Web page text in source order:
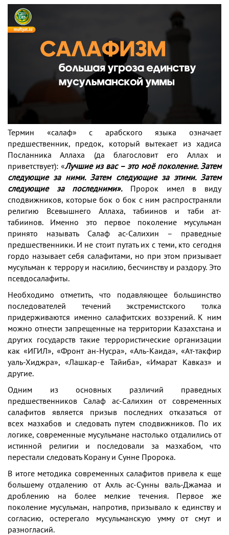
Термин «салаф» с арабского языка означает
предшественник, предок, который вытекает из хадиса
Посланника Аллаха (да благословит его Аллах и
приветствует): «Лучшие из вас – это моё поколение. Затем
следующие за ними. Затем следующие за этими. Затем
следующие за последними».Пророк имел в виду
сподвижников, которые бок о бок с ним распространяли
религию Всевышнего Аллаха, табиинов и таби ат-
табиинов. Именно это первое поколение мусульман
принято называть Салаф ас-Салихин – праведные
предшественники. И не стоит путать их с теми, кто сегодня
гордо называет себя салафитами, но при этом призывает
мусульман к террору и насилию, бесчинству и раздору. Это
псевдосалафиты.
Необходимо отметить, что подавляющее большинство
последователей течений экстремистского толка
придерживаются именно салафитских воззрений. К ним
можно отнести запрещенные на территории Казахстана и
других государств такие террористические организации
как «ИГИЛ», «Фронт ан-Нусра», «Аль-Каида», «Ат-такфир
уаль-Хиджра», «Лашкар-е Тайиба», «Имарат Кавказ» и
другие.
Одним из основных различий праведных
предшественников Салаф ас-Салихин от современных
салафитов является призыв последних отказаться от
всех мазхабов и следовать путем сподвижников. По их
логике, современные мусульмане настолько отдалились от
истинной религии и последовали за мазхабом, что
перестали следовать Корану и Сунне Пророка.
В итоге методика современных салафитов привела к еще
большему отдалению от Ахль ас-Сунны валь-Джамаа и
дроблению на более мелкие течения. Первое же
поколение мусульман, напротив, призывало к единству и
согласию, остерегало мусульманскую умму от смут и
разногласий.